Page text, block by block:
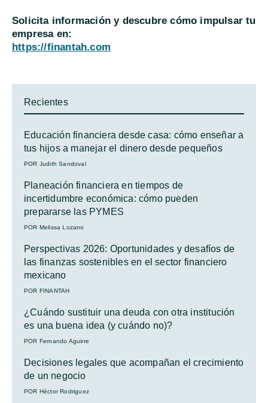
Solicita información y descubre cómo impulsar tu
empresa en:
https://finantah.com
Recientes
Educación financiera desde casa: cómo enseñar a
tus hijos a manejar el dinero desde pequeños
POR Judith Sandoval
Planeación financiera en tiempos de
incertidumbre económica: cómo pueden
prepararse las PYMES
POR Melissa Lozano
Perspectivas 2026: Oportunidades y desafíos de
las finanzas sostenibles en el sector financiero
mexicano
POR FINANTAH
¿Cuándo sustituir una deuda con otra institución
es una buena idea (y cuándo no)?
POR Fernando Aguirre
Decisiones legales que acompañan el crecimiento
de un negocio
POR Héctor Rodriguez